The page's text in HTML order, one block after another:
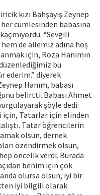
kızı Bahşayiş Zeynep
cümlesinden babasına
“Sevgili
de ailemiz adına hoş
için, Roza Hanımın
bu
ederim.” diyerek
Hanım, babası
belirtti. Babası Ahmet
şöyle dedi:
için, Tatarlar için elinden
Tatar öğrencilerin
olsun, dernek
özendirmek olsun,
öncelik verdi. Burada
benim için çok
olursa olsun, iyi bir
iyi bilgili olarak